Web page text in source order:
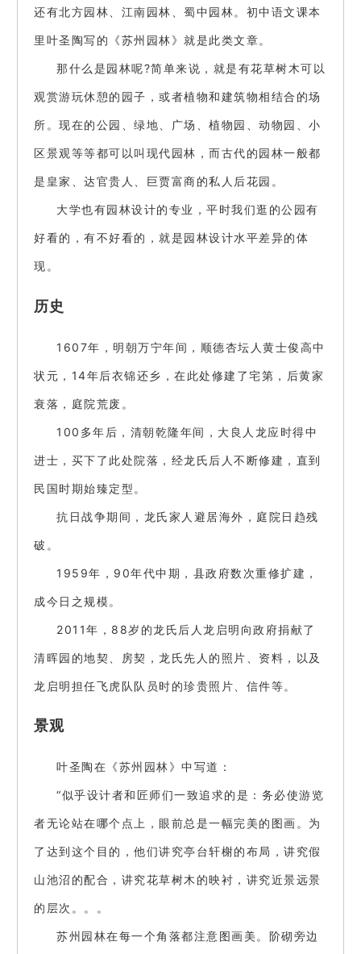
还有北方园林、江南园林、蜀中园林。初中语文课本
里叶圣陶写的《苏州园林》就是此类文章。
那什么是园林呢?简单来说，就是有花草树木可以
观赏游玩休憩的园子，或者植物和建筑物相结合的场
所。现在的公园、绿地、广场、植物园、动物园、小
区景观等等都可以叫现代园林，而古代的园林一般都
是皇家、达官贵人、巨贾富商的私人后花园。
大学也有园林设计的专业，平时我们逛的公园有
好看的，有不好看的，就是园林设计水平差异的体
现。
历史
1607年，明朝万宁年间，顺德杏坛人黄士俊高中
状元，14年后衣锦还乡，在此处修建了宅第，后黄家
衰落，庭院荒废。
100多年后，清朝乾隆年间，大良人龙应时得中
进士，买下了此处院落，经龙氏后人不断修建，直到
民国时期始臻定型。
抗日战争期间，龙氏家人避居海外，庭院日趋残
破。
1959年，90年代中期，县政府数次重修扩建，
成今日之规模。
2011年，88岁的龙氏后人龙启明向政府捐献了
清晖园的地契、房契，龙氏先人的照片、资料，以及
龙启明担任飞虎队队员时的珍贵照片、信件等。
景观
叶圣陶在《苏州园林》中写道：
“似乎设计者和匠师们一致追求的是：务必使游览
者无论站在哪个点上，眼前总是一幅完美的图画。为
了达到这个目的，他们讲究亭台轩榭的布局，讲究假
山池沼的配合，讲究花草树木的映衬，讲究近景远景
的层次。。。
苏州园林在每一个角落都注意图画美。阶砌旁边